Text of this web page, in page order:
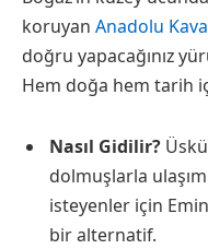
koruyan Anadolu
doğru yapacağınız
Hem doğa hem tarih
Nasıl Gidilir?
dolmuşlarla
isteyenler için
bir alternatif.